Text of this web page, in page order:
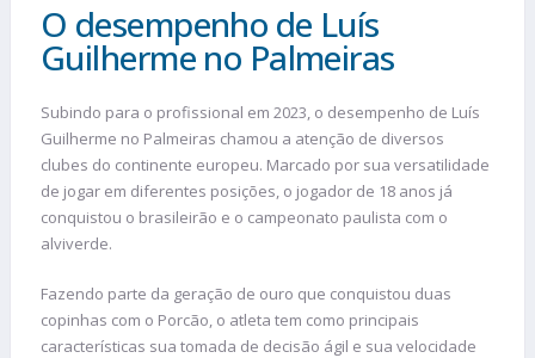
O desempenho de Luís
Guilherme no Palmeiras
Subindo para o profissional em 2023, o desempenho de Luís
Guilherme no Palmeiras chamou a atenção de diversos
clubes do continente europeu. Marcado por sua versatilidade
de jogar em diferentes posições, o jogador de 18 anos já
conquistou o brasileirão e o campeonato paulista com o
alviverde.
Fazendo parte da geração de ouro que conquistou duas
copinhas com o Porcão, o atleta tem como principais
características sua tomada de decisão ágil e sua velocidade